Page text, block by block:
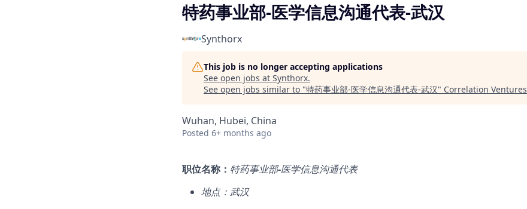
特药事业部-医学信息沟通代表-武汉
Synthorx
This job is no longer accepting applications
See open jobs at Synthorx.
See open jobs similar to "特药事业部-医学信息沟通代表-武汉" Correlation Ventures
Wuhan, Hubei, China
Posted 6+ months ago
职位名称： 特药事业部-医学信息沟通代表
地点：武汉